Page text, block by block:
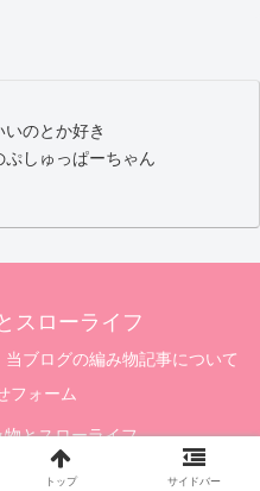
のとか好き
しゅっぱーちゃん
スローライフ
当ブログの編み物記事について
フォーム
とスローライフ.
トップ サイドバー